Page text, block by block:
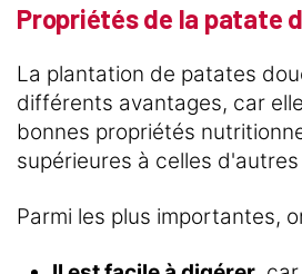
Propriétés de la patate
La plantation de patates
différents avantages, car
bonnes propriétés
supérieures à celles
Parmi les plus importantes,